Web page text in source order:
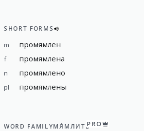
SHORT FORMS
m промямлен
f промямлена
n промямлено
pl промямлены
WORD FAMILYМЯ́МЛИТЬPRO